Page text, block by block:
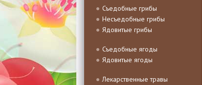
Съедобные грибы
Несъедобные грибы
Ядовитые грибы
Съедобные ягоды
Ядовитые ягоды
Лекарственные травы